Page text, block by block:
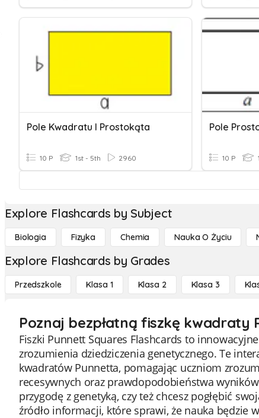
Pole Kwadratu I Prostokąta
10 P 1st - 5th 2960
Pole
10 P
Explore Flashcards by Subject
Biologia Fizyka Chemia Nauka O Życiu
Explore Flashcards by Grades
Przedszkole Klasa 1 Klasa 2 Klasa 3
Poznaj bezpłatną fiszkę
Fiszki Punnett Squares Flashcards to
zrozumienia dziedziczenia genetycznego. Te
kwadratów Punnetta, pomagając uczniom
recesywnych oraz prawdopodobieństwa
przygodę z genetyką, czy też chcesz pogłębić
źródło informacji, które sprawi, że nauka będzie